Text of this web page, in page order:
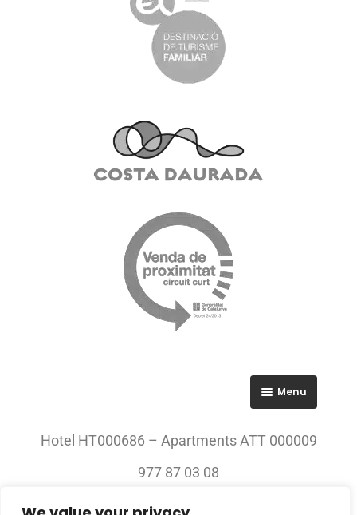
Menu
Hotel HT000686 – Apartments ATT 000009
977 87 03 08